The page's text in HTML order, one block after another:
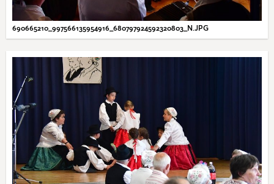
690665210_997566135954916_680797924592320803_N.JPG